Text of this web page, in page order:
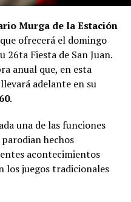
Murga de la Estación
ofrecerá el domingo
26ta Fiesta de San Juan.
anual que, en esta
adelante en su
.
una de las funciones
hechos
acontecimientos
los juegos tradicionales